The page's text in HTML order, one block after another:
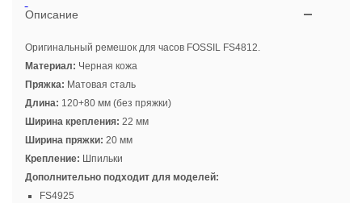
Описание
Оригинальный ремешок для часов FOSSIL FS4812.
Материал: Черная кожа
Пряжка: Матовая сталь
Длина: 120+80 мм (без пряжки)
Ширина крепления: 22 мм
Ширина пряжки: 20 мм
Крепление: Шпильки
Дополнительно подходит для моделей:
FS4925